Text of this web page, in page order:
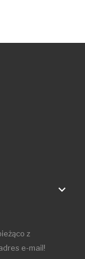
keyboard_arrow_down
z
e-mail!